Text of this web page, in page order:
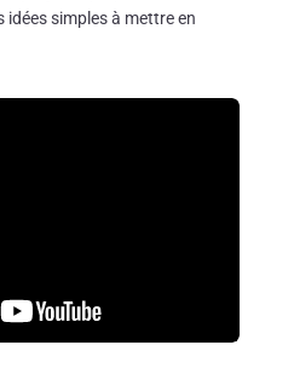
simples à mettre en